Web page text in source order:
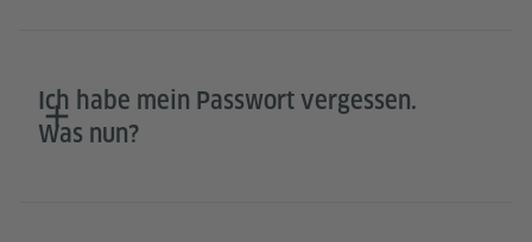
Ich habe mein Passwort vergessen.
Was nun?